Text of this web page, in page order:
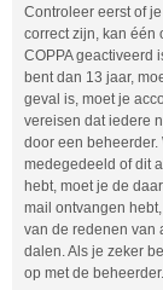
Controleer eerst of
correct zijn, kan één
COPPA geactiveerd
bent dan 13 jaar,
geval is, moet je
vereisen dat iedere
door een
medegedeeld of dit
hebt, moet je de
mail ontvangen
van de redenen van
dalen. Als je zeker
op met de beheerder.